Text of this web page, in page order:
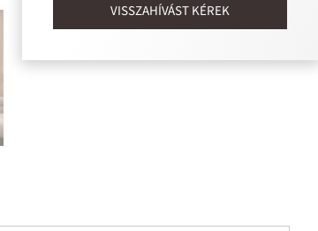
VISSZAHÍVÁST KÉREK